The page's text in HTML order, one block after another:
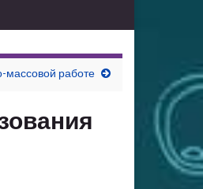
массовой работе